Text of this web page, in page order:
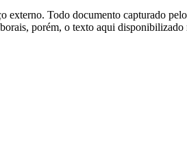
externo. Todo documento capturado
porém, o texto aqui